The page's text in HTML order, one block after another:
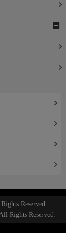
Reserved.
Rights Reserved.